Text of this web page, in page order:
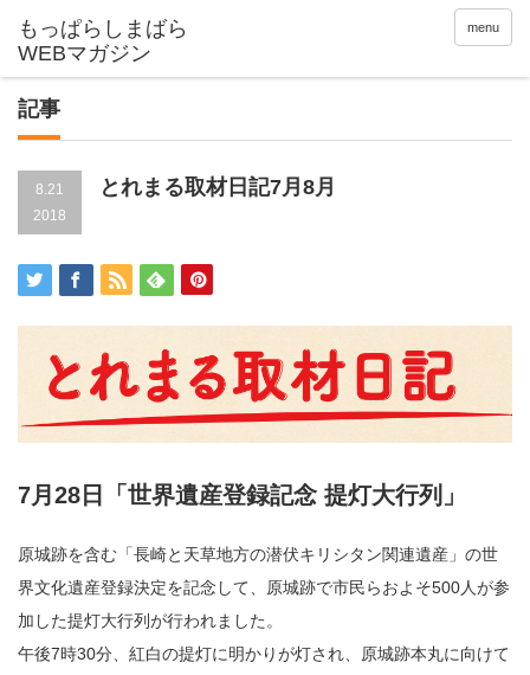
menu
記事
8.21
2018
とれまる取材日記7月8月
7月28日「世界遺産登録記念 提灯大行列」
原城跡を含む「長崎と天草地方の潜伏キリシタン関連遺産」の世
界文化遺産登録決定を記念して、原城跡で市民らおよそ500人が参
加した提灯大行列が行われました。
午後7時30分、紅白の提灯に明かりが灯され、原城跡本丸に向けて